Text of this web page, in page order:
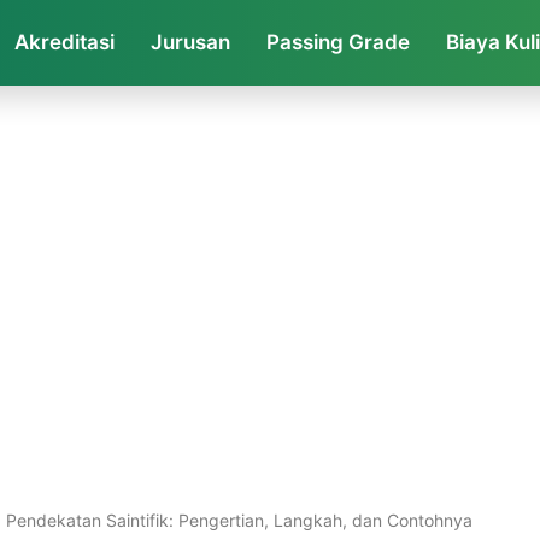
Akreditasi Jurusan Passing Grade Biaya
Pendekatan Saintifik: Pengertian, Langkah, dan Contohnya